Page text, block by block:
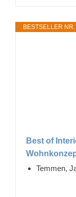
BESTSELLER
Best of
Temmen,